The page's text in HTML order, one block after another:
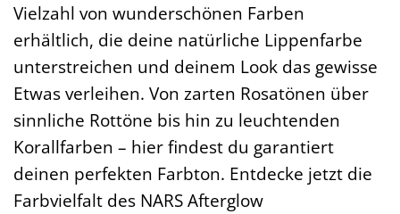
Vielzahl von wunderschönen Farben
erhältlich, die deine natürliche Lippenfarbe
unterstreichen und deinem Look das gewisse
Etwas verleihen. Von zarten Rosatönen über
sinnliche Rottöne bis hin zu leuchtenden
Korallfarben – hier findest du garantiert
deinen perfekten Farbton. Entdecke jetzt die
Farbvielfalt des NARS Afterglow